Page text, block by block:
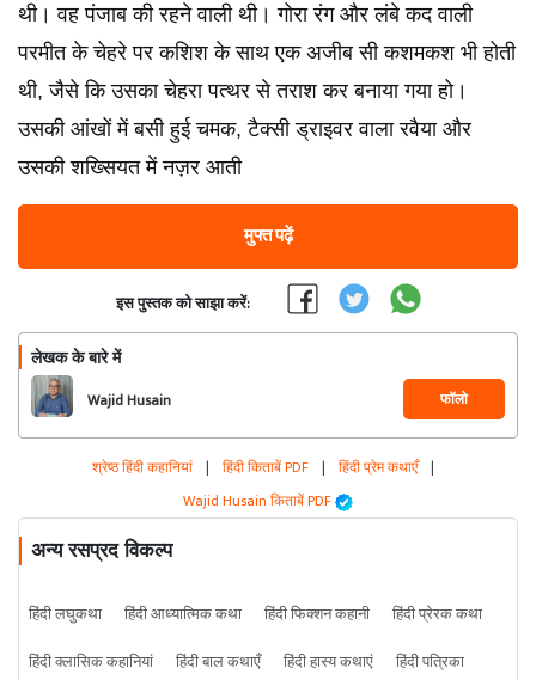
थी। वह पंजाब की रहने वाली थी। गोरा रंग और लंबे कद वाली
परमीत के चेहरे पर कशिश के साथ एक अजीब सी कशमकश भी होती
थी, जैसे कि उसका चेहरा पत्थर से तराश कर बनाया गया हो।
उसकी आंखों में बसी हुई चमक, टैक्सी ड्राइवर वाला रवैया और
उसकी शख्सियत में नज़र आती
मुफ्त पढ़ें
इस पुस्तक को साझा करें:
लेखक के बारे में
Wajid Husain फॉलो
श्रेष्ठ हिंदी कहानियां | हिंदी किताबें PDF | हिंदी प्रेम कथाएँ |
Wajid Husain किताबें PDF
अन्य रसप्रद विकल्प
हिंदी लघुकथा हिंदी आध्यात्मिक कथा हिंदी फिक्शन कहानी
हिंदी प्रेरक कथा
हिंदी क्लासिक कहानियां
हिंदी बाल कथाएँ हिंदी हास्य कथाएं हिंदी पत्रिका